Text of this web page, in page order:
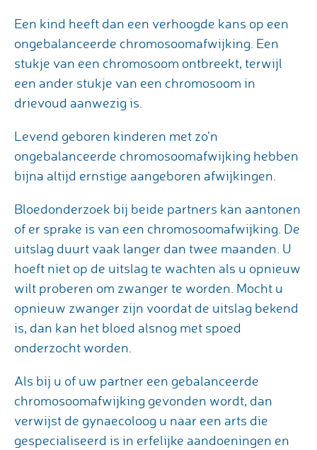
Een kind heeft dan een verhoogde kans op een
ongebalanceerde chromosoomafwijking. Een
stukje van een chromosoom ontbreekt, terwijl
een ander stukje van een chromosoom in
drievoud aanwezig is.
Levend geboren kinderen met zo’n
ongebalanceerde chromosoomafwijking hebben
bijna altijd ernstige aangeboren afwijkingen.
Bloedonderzoek bij beide partners kan aantonen
of er sprake is van een chromosoomafwijking. De
uitslag duurt vaak langer dan twee maanden. U
hoeft niet op de uitslag te wachten als u opnieuw
wilt proberen om zwanger te worden. Mocht u
opnieuw zwanger zijn voordat de uitslag bekend
is, dan kan het bloed alsnog met spoed
onderzocht worden.
Als bij u of uw partner een gebalanceerde
chromosoomafwijking gevonden wordt, dan
verwijst de gynaecoloog u naar een arts die
gespecialiseerd is in erfelijke aandoeningen en